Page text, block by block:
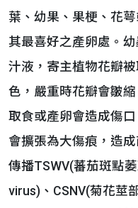
葉、幼果、果梗、花
其最喜好之產卵處。
汁液，寄主植物花瓣
色，嚴重時花瓣會皺
取食或產卵會造成傷
會擴張為大傷痕，造
傳播TSWV(蕃茄斑點
virus)、CSNV(菊花莖